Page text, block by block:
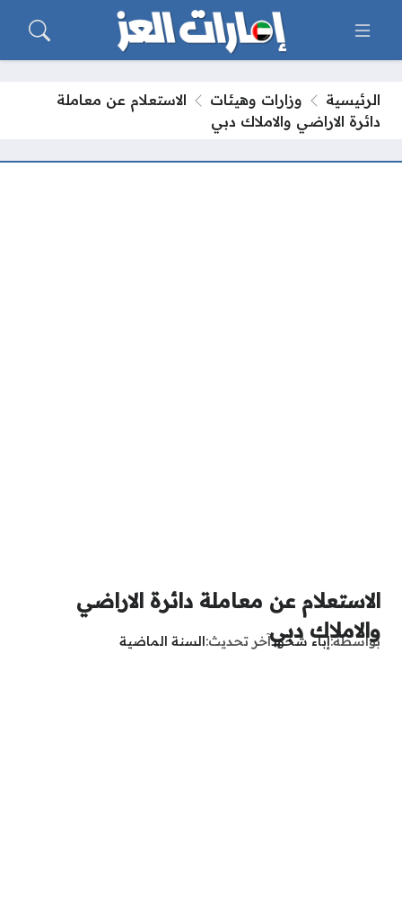
الرئيسية وزارات وهيئات
الاستعلام عن معاملة
دائرة الاراضي والاملاك دبي
الاستعلام عن معاملة دائرة الاراضي
والاملاك دبي
بواسطة إباء شحودآخر تحديث السنة الماضية